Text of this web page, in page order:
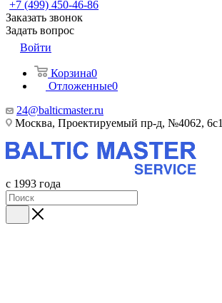
+7 (499) 450-46-86
Заказать звонок
Задать вопрос
Войти
Корзина0
Отложенные0
24@balticmaster.ru
Москва, Проектируемый пр-д, №4062, 6с1
с 1993 года